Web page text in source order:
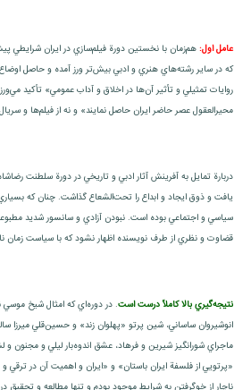
عامل اول:هم‌زمان با نخستين دورة فيلم‌سازي در ايران شرايطي
كه در ساير رشته‌هاي هنري و ادبي بيش‌تر ورز آمده و حاصل
روايات‌ تمثيلي‌ و تأثير آن‌ها در اخلاق‌ و آداب‌ عمومي» تأكيد
محيرالعقول‌ عصر حاضر ايران ‌حاصل‌ نمايند» و نه‌ از فيلم‌ها و
دربارة‌ تمايل‌ به‌ آفرينش‌ آثار ادبي‌ و تاريخي‌ در دورة‌ سلطنت
سياسي‌ و اجتماعي‌ بوده‌ است‌. نبودن‌ آزادي‌ و سانسور شديد
قضاوت‌ و نظري‌ از طرف‌ نويسنده‌ اظهار نشود كه‌ با سياست‌ زمان‌
نتيجه‌گيري‌ بالا كاملاً درست‌ است‌. در دوره‌اي‌ كه‌ امثال‌ شيخ ‌موسي‌
انوشيروان‌ ساساني‌، شين‌ پرتو «پهلوان‌ زند» و حسين‌قلي‌
ماجراي‌ شورانگيز شيرين ‌و فرهاد، عشق‌ اندوه‌بار ليلي‌ و مجنون‌